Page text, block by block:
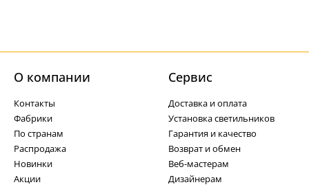
О компании
Контакты
Фабрики
По странам
Распродажа
Новинки
Акции
Cервис
Доставка и оплата
Установка светильников
Гарантия и качество
Возврат и обмен
Веб-мастерам
Дизайнерам